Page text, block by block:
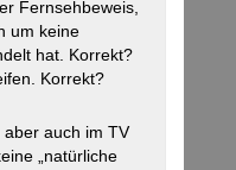
Fernsehbeweis,
um keine
hat. Korrekt?
Korrekt?
auch im TV
„natürliche